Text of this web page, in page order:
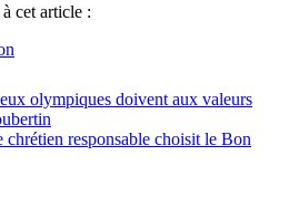
cet article :
olympiques doivent aux valeurs
responsable choisit le Bon